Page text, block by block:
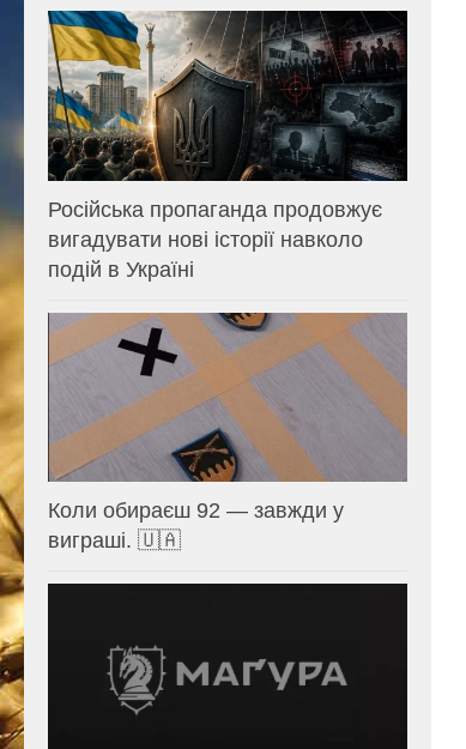
Російська пропаганда продовжує
вигадувати нові історії навколо
подій в Україні
Коли обираєш 92 — завжди у
виграші. 🇺🇦